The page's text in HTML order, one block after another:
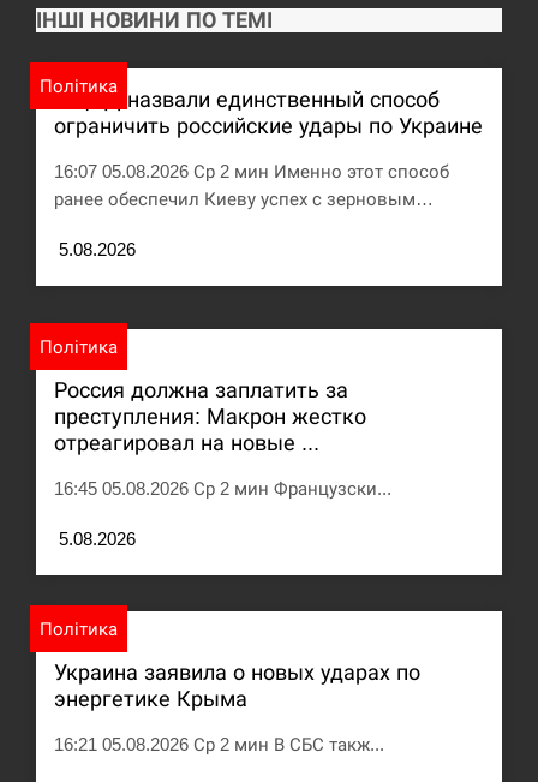
США обсуждают лицензии на Patriot для
Украины, несмотря на сомнения…
СЕРПЕНЬ
Латвія готова направити до 20 військових для
розблокування Ормузької протоки
СЕРПЕНЬ
12:23
переправу, склады и другие важные объекты…
СЕРПЕНЬ
12:10
У США зафіксували рекордний спалах
Под огнем “Эпицентр”, ROZETKA и “Новая
почта”: что известно об…
СЕРПЕНЬ
У зоопарку Токіо через спеку загинули три
левиці
ІНШІ НОВИНИ ПО ТЕМІ
Політика
В ЦПД назвали единственный способ
ограничить российские удары по Украине
16:07 05.08.2026 Ср 2 мин Именно этот способ
ранее обеспечил Киеву успех с зерновым…
5.08.2026
Політика
Россия должна заплатить за
преступления: Макрон жестко
отреагировал на новые ...
16:45 05.08.2026 Ср 2 мин Французски...
5.08.2026
Політика
Украина заявила о новых ударах по
энергетике Крыма
16:21 05.08.2026 Ср 2 мин В СБС такж...